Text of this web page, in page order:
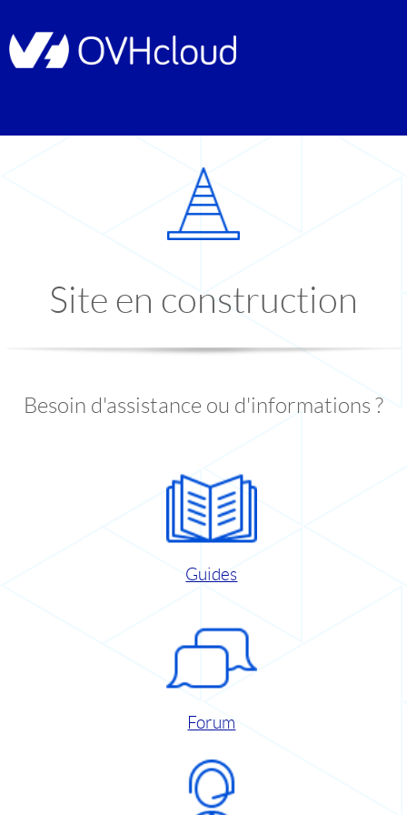
Site en construction
Besoin d'assistance ou d'informations ?
Guides
Forum